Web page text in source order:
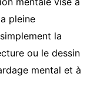
pleine
la
ou le dessin
mental et à